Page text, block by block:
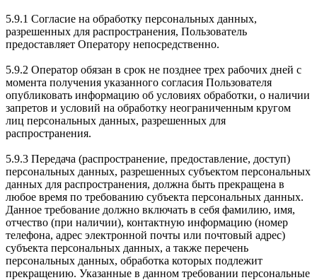
5.9.1 Согласие на обработку персональных данных,
разрешенных для распространения, Пользователь
предоставляет Оператору непосредственно.
5.9.2 Оператор обязан в срок не позднее трех рабочих дней с
момента получения указанного согласия Пользователя
опубликовать информацию об условиях обработки, о наличии
запретов и условий на обработку неограниченным кругом
лиц персональных данных, разрешенных для
распространения.
5.9.3 Передача (распространение, предоставление, доступ)
персональных данных, разрешенных субъектом персональных
данных для распространения, должна быть прекращена в
любое время по требованию субъекта персональных данных.
Данное требование должно включать в себя фамилию, имя,
отчество (при наличии), контактную информацию (номер
телефона, адрес электронной почты или почтовый адрес)
субъекта персональных данных, а также перечень
персональных данных, обработка которых подлежит
прекращению. Указанные в данном требовании персональные